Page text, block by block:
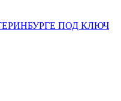
ПОД КЛЮЧ